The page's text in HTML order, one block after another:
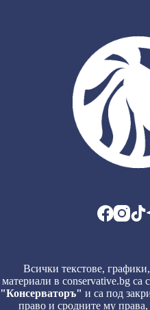
Всички текстове,
материали в conservative.bg са
"Консерваторъ" и са под
право и сродните му